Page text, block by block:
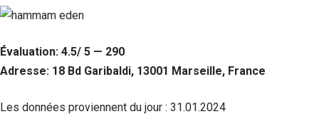
Évaluation: 4.5/ 5 — 290
Adresse: 18 Bd Garibaldi, 13001 Marseille, France
Les données proviennent du jour : 31.01.2024